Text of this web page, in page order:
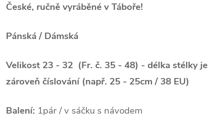
České, ručně vyráběné v Táboře!
Pánská / Dámská
Velikost 23 - 32 (Fr. č. 35 - 48) - délka stélky je
zároveň číslování (např. 25 - 25cm / 38 EU)
Balení: 1pár / v sáčku s návodem